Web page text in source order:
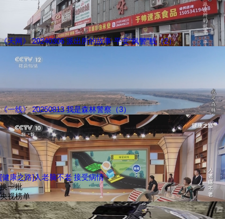
《天网》 20240306 派出所的故事·平安“枫警”线（2）
《一线》 20250813 我是森林警察（3）
[健康之路]人老脑不老 接受病情
换一批
央视榜单